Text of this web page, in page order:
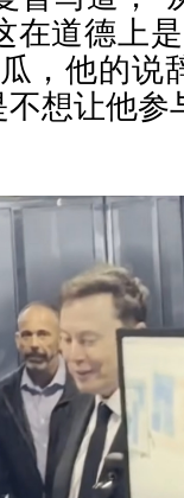
在道德上
，他的说
想让他参